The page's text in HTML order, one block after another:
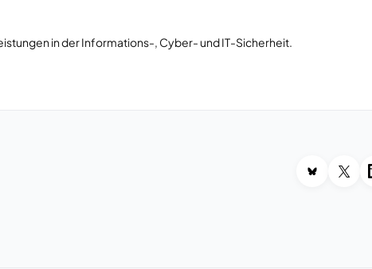
in der Informations-, Cyber- und IT-Sicherheit.